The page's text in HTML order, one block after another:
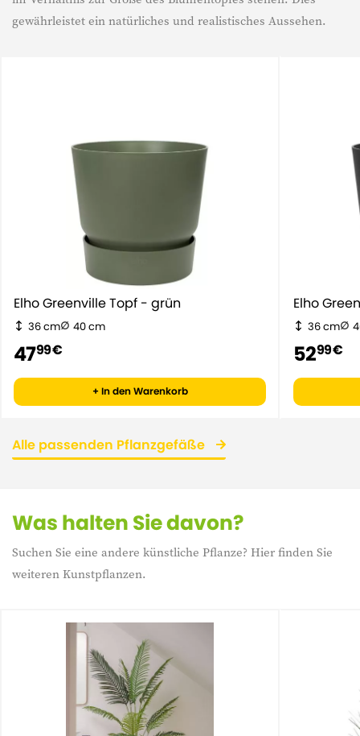
gewährleistet ein natürliches und realistisches Aussehen.
Elho Greenville Topf - grün
36 cm 40 cm
4799 €
+ In den Warenkorb
Elho
36 cm
5299 €
Alle passenden Pflanzgefäße
Was halten Sie davon?
Suchen Sie eine andere künstliche Pflanze? Hier finden Sie
weiteren Kunstpflanzen.